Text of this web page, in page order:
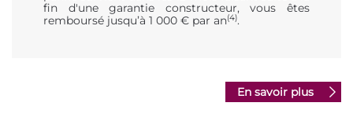
fin d'une garantie constructeur, vous êtes
remboursé jusqu’à 1 000 € par an(4).
En savoir plus